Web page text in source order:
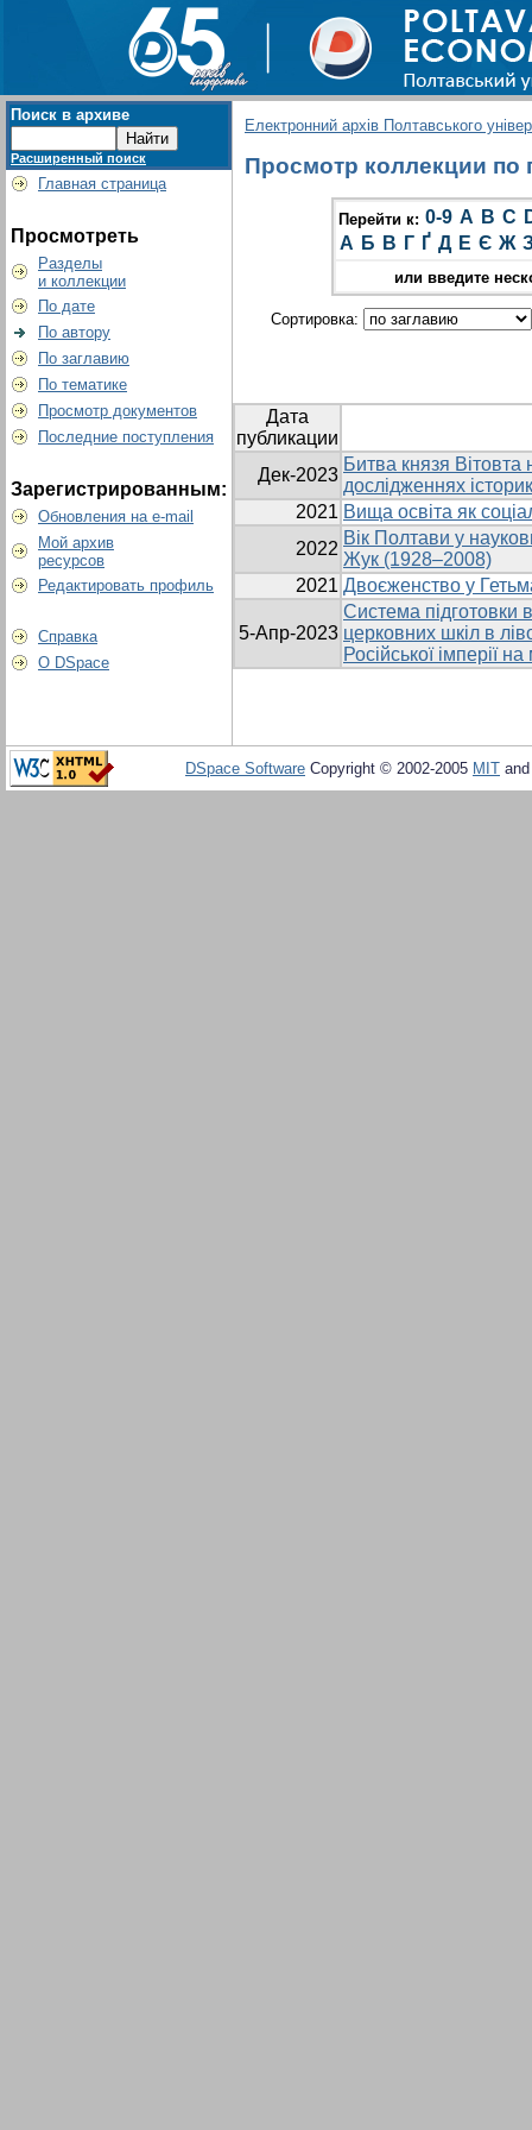
Поиск в архиве
Расширенный поиск
Главная страница
Просмотреть
Разделы
и коллекции
По дате
По автору
По заглавию
По тематике
Просмотр документов
Последние поступления
Зарегистрированным:
Обновления на e-mail
Мой архив
ресурсов
Редактировать профиль
Справка
О DSpace
Електронний архів Полтавського
Просмотр коллекции по
Перейти к: 0-9 A B C
А Б В Г Ґ Д Е Є Ж
или введите
Сортировка:
Дата
публикации
Дек-2023
Битва князя Вітовта
дослідженнях
2021 Вища освіта як
2022
Вік Полтави у
Жук (1928–2008)
2021 Двоєженство у
5-Апр-2023
Система підготовки
церковних шкіл в
Російської імперії
DSpace Software Copyright © 2002-2005 MIT